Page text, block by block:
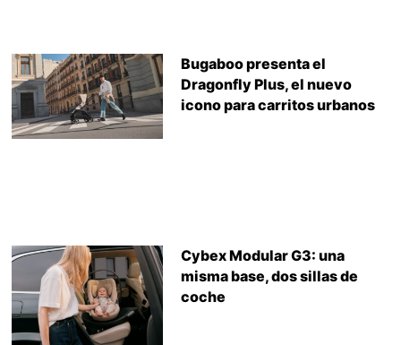
Bugaboo presenta el
Dragonfly Plus, el nuevo
icono para carritos urbanos
Cybex Modular G3: una
misma base, dos sillas de
coche